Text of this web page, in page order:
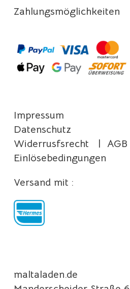
Zahlungsmöglichkeiten
Impressum
Datenschutz
Widerrusfsrecht
AGB
Einlösebedingungen
Versand mit :
maltaladen.de